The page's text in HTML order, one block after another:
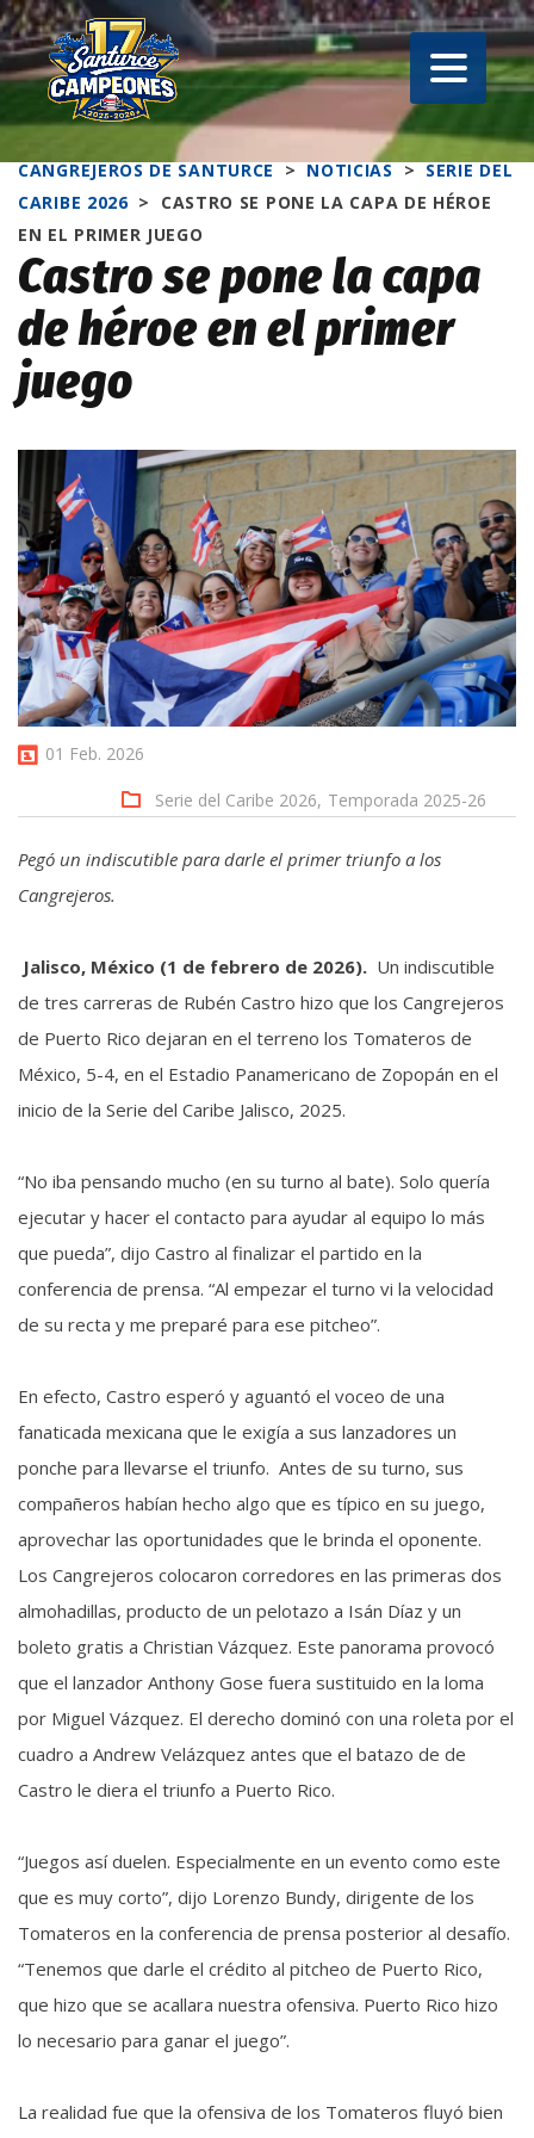
CANGREJEROS DE SANTURCE > NOTICIAS > SERIE DEL
CARIBE 2026 >
CASTRO SE PONE LA CAPA DE HÉROE
EN EL PRIMER JUEGO
Castro se pone la capa
de héroe en el primer
juego
01 Feb. 2026
Serie del Caribe 2026, Temporada 2025-26
Pegó un indiscutible para darle el primer triunfo a los
Cangrejeros.
Jalisco, México (1 de febrero de 2026). Un indiscutible
de tres carreras de Rubén Castro hizo que los Cangrejeros
de Puerto Rico dejaran en el terreno los Tomateros de
México, 5-4, en el Estadio Panamericano de Zopopán en el
inicio de la Serie del Caribe Jalisco, 2025.
“No iba pensando mucho (en su turno al bate). Solo quería
ejecutar y hacer el contacto para ayudar al equipo lo más
que pueda”, dijo Castro al finalizar el partido en la
conferencia de prensa. “Al empezar el turno vi la velocidad
de su recta y me preparé para ese pitcheo”.
En efecto, Castro esperó y aguantó el voceo de una
fanaticada mexicana que le exigía a sus lanzadores un
ponche para llevarse el triunfo. Antes de su turno, sus
compañeros habían hecho algo que es típico en su juego,
aprovechar las oportunidades que le brinda el oponente.
Los Cangrejeros colocaron corredores en las primeras dos
almohadillas, producto de un pelotazo a Isán Díaz y un
boleto gratis a Christian Vázquez. Este panorama provocó
que el lanzador Anthony Gose fuera sustituido en la loma
por Miguel Vázquez. El derecho dominó con una roleta por el
cuadro a Andrew Velázquez antes que el batazo de de
Castro le diera el triunfo a Puerto Rico.
“Juegos así duelen. Especialmente en un evento como este
que es muy corto”, dijo Lorenzo Bundy, dirigente de los
Tomateros en la conferencia de prensa posterior al desafío.
“Tenemos que darle el crédito al pitcheo de Puerto Rico,
que hizo que se acallara nuestra ofensiva. Puerto Rico hizo
lo necesario para ganar el juego”.
La realidad fue que la ofensiva de los Tomateros fluyó bien